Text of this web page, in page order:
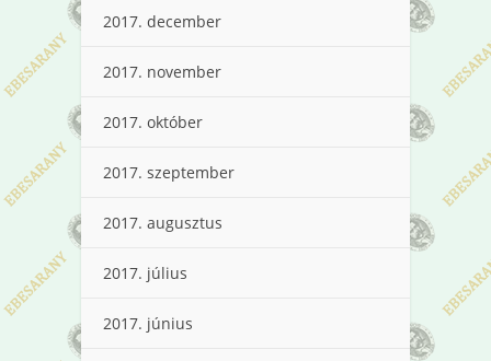
2017. december
2017. november
2017. október
2017. szeptember
2017. augusztus
2017. július
2017. június